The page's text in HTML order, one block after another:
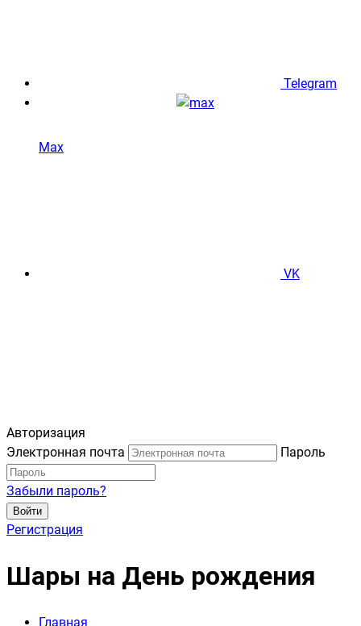
Telegram
Max
VK
Авторизация
Электронная почта
Пароль
Забыли пароль?
Войти
Регистрация
Шары на День рождения
Главная